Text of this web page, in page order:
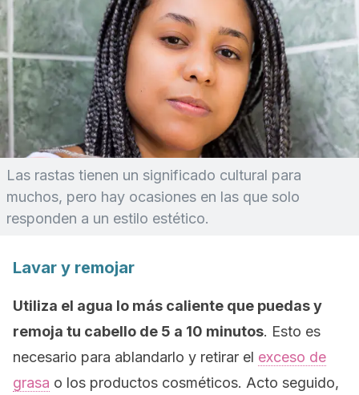
Las rastas tienen un significado cultural para
muchos, pero hay ocasiones en las que solo
responden a un estilo estético.
Lavar y remojar
Utiliza el agua lo más caliente que puedas y
remoja tu cabello de 5 a 10 minutos. Esto es
necesario para ablandarlo y retirar el exceso de
grasa o los productos cosméticos. Acto seguido,